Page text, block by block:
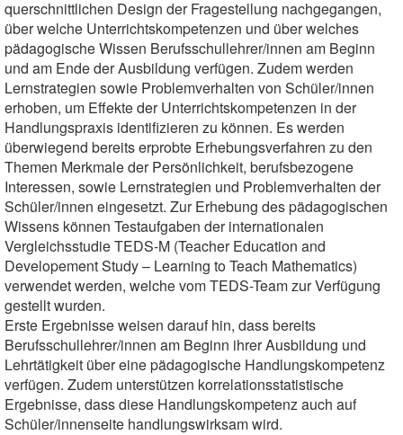
querschnittlichen Design der Fragestellung nachgegangen,
über welche Unterrichtskompetenzen und über welches
pädagogische Wissen Berufsschullehrer/innen am Beginn
und am Ende der Ausbildung verfügen. Zudem werden
Lernstrategien sowie Problemverhalten von Schüler/innen
erhoben, um Effekte der Unterrichtskompetenzen in der
Handlungspraxis identifizieren zu können. Es werden
überwiegend bereits erprobte Erhebungsverfahren zu den
Themen Merkmale der Persönlichkeit, berufsbezogene
Interessen, sowie Lernstrategien und Problemverhalten der
Schüler/innen eingesetzt. Zur Erhebung des pädagogischen
Wissens können Testaufgaben der internationalen
Vergleichsstudie TEDS-M (Teacher Education and
Developement Study – Learning to Teach Mathematics)
verwendet werden, welche vom TEDS-Team zur Verfügung
gestellt wurden.
Erste Ergebnisse weisen darauf hin, dass bereits
Berufsschullehrer/innen am Beginn ihrer Ausbildung und
Lehrtätigkeit über eine pädagogische Handlungskompetenz
verfügen. Zudem unterstützen korrelationsstatistische
Ergebnisse, dass diese Handlungskompetenz auch auf
Schüler/innenseite handlungswirksam wird.